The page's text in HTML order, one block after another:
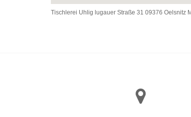
Tischlerei Uhlig lugauer Straße 31 09376 Oelsnitz